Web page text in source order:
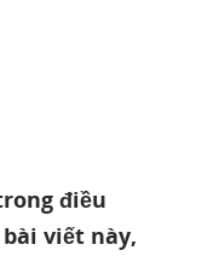
điều
viết này,